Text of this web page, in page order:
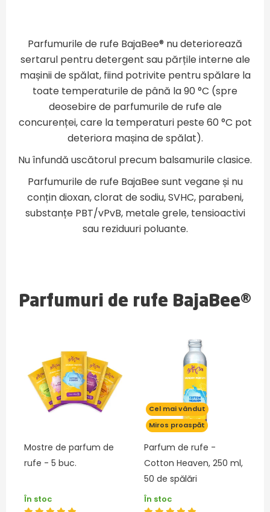
Parfumurile de rufe BajaBee® nu deteriorează
sertarul pentru detergent sau părțile interne ale
mașinii de spălat, fiind potrivite pentru spălare la
toate temperaturile de până la 90 °C (spre
deosebire de parfumurile de rufe ale
concurenței, care la temperaturi peste 60 °C pot
deteriora mașina de spălat).
Nu înfundă uscătorul precum balsamurile clasice.
Parfumurile de rufe BajaBee sunt vegane și nu
conțin dioxan, clorat de sodiu, SVHC, parabeni,
substanțe PBT/vPvB, metale grele, tensioactivi
sau reziduuri poluante.
Parfumuri de rufe BajaBee®
Mostre de parfum de
rufe - 5 buc.
În stoc
Cel mai vândut
Miros proaspăt
Parfum de rufe -
Cotton Heaven, 250 ml,
50 de spălări
În stoc